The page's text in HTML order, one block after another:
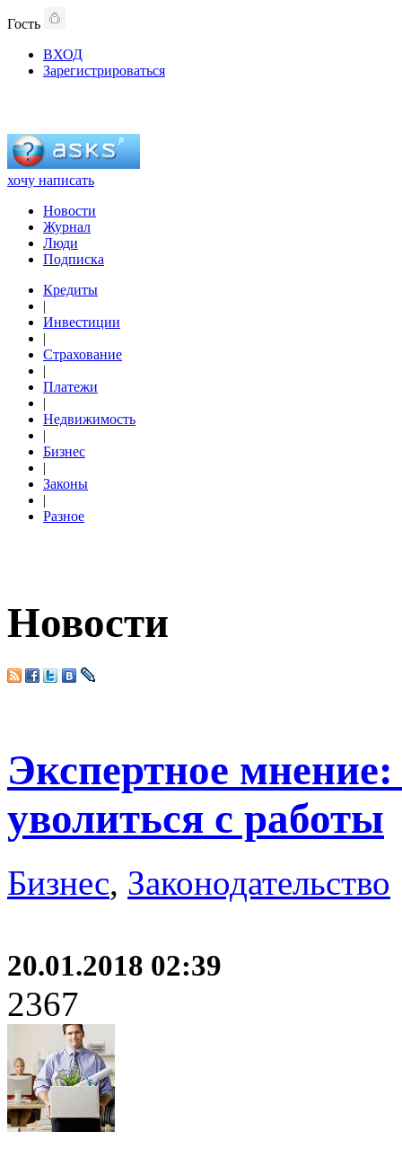
Гость
ВХОД
Зарегистрироваться
хочу написать
Новости
Журнал
Люди
Подписка
Кредиты
|
Инвестиции
|
Страхование
|
Платежи
|
Недвижимость
|
Бизнес
|
Законы
|
Разное
Новости
Экспертное
уволиться с работы
Бизнес, Законодательство
20.01.2018 02:39
2367